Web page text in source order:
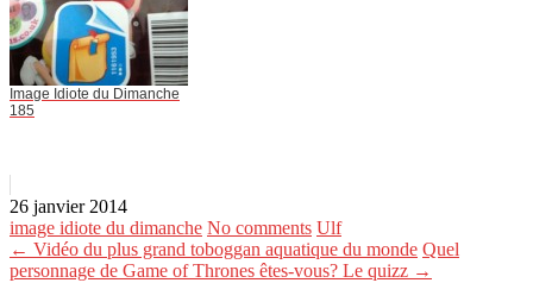
Image Idiote du Dimanche
185
26 janvier 2014
image idiote du dimanche No comments Ulf
← Vidéo du plus grand toboggan aquatique du monde Quel
personnage de Game of Thrones êtes-vous? Le quizz →